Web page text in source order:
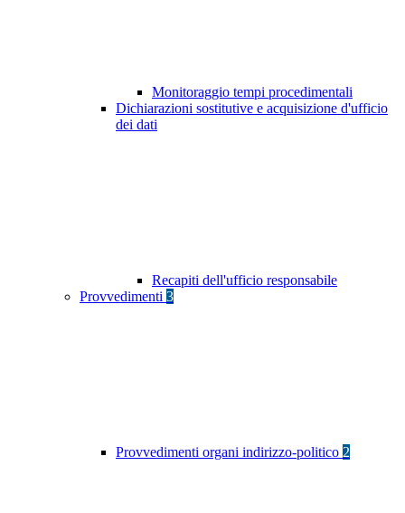
Monitoraggio tempi procedimentali
Dichiarazioni sostitutive e acquisizione d'ufficio
dei dati
Recapiti dell'ufficio responsabile
Provvedimenti 3
Provvedimenti organi indirizzo-politico 2